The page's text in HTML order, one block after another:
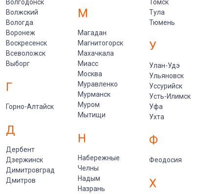
Волгодонск
Волжский
Вологда
Воронеж
Воскресенск
Всеволожск
Выборг
Г
Горно-Алтайск
Д
Дербент
Дзержинск
Димитровград
Дмитров
М
Магадан
Магнитогорск
Махачкала
Миасс
Москва
Муравленко
Мурманск
Муром
Мытищи
Н
Набережные
Челны
Надым
Назрань
Томск
Тула
Тюмень
У
Улан-Удэ
Ульяновск
Уссурийск
Усть-Илимск
Уфа
Ухта
Ф
Феодосия
Х